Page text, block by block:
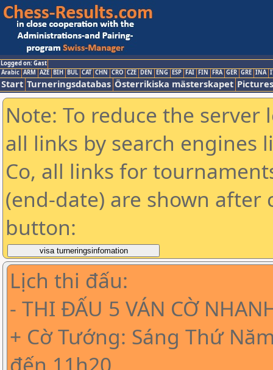
Logged on: Gast
Arabic ARM AZE BIH BUL CAT CHN CRO CZE DEN ENG ESP FAI FIN FRA GER GRE INA
Start Turneringsdatabas Österrikiska mästerskapet Pictures
Note: To reduce the
all links by search engines
Co, all links for
(end-date) are shown
button:
Lịch thi đấu:
- THI ĐẤU 5 VÁN CỜ
+ Cờ Tướng: Sáng Thứ